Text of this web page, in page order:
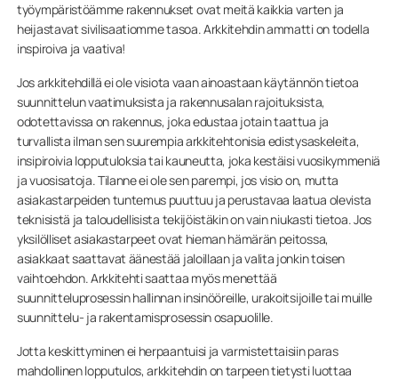
työympäristöämme rakennukset ovat meitä kaikkia varten ja
heijastavat sivilisaatiomme tasoa. Arkkitehdin ammatti on todella
inspiroiva ja vaativa!
Jos arkkitehdillä ei ole visiota vaan ainoastaan käytännön tietoa
suunnittelun vaatimuksista ja rakennusalan rajoituksista,
odotettavissa on rakennus, joka edustaa jotain taattua ja
turvallista ilman sen suurempia arkkitehtonisia edistysaskeleita,
insipiroivia lopputuloksia tai kauneutta, joka kestäisi vuosikymmeniä
ja vuosisatoja. Tilanne ei ole sen parempi, jos visio on, mutta
asiakastarpeiden tuntemus puuttuu ja perustavaa laatua olevista
teknisistä ja taloudellisista tekijöistäkin on vain niukasti tietoa. Jos
yksilölliset asiakastarpeet ovat hieman hämärän peitossa,
asiakkaat saattavat äänestää jaloillaan ja valita jonkin toisen
vaihtoehdon. Arkkitehti saattaa myös menettää
suunnitteluprosessin hallinnan insinööreille, urakoitsijoille tai muille
suunnittelu- ja rakentamisprosessin osapuolille.
Jotta keskittyminen ei herpaantuisi ja varmistettaisiin paras
mahdollinen lopputulos, arkkitehdin on tarpeen tietysti luottaa